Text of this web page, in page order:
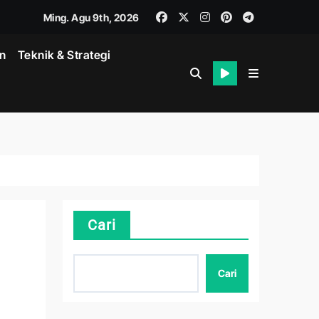
Ming. Agu 9th, 2026
Teknik & Strategi
Cari
Cari